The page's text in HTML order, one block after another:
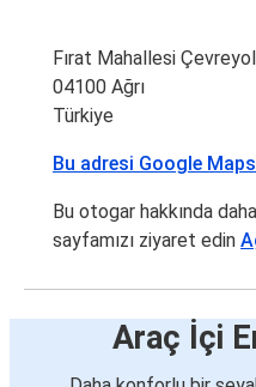
Fırat Mahallesi
04100 Ağrı
Türkiye
Bu adresi Google
Bu otogar hakkında
sayfamızı ziyaret edin
Araç İçi